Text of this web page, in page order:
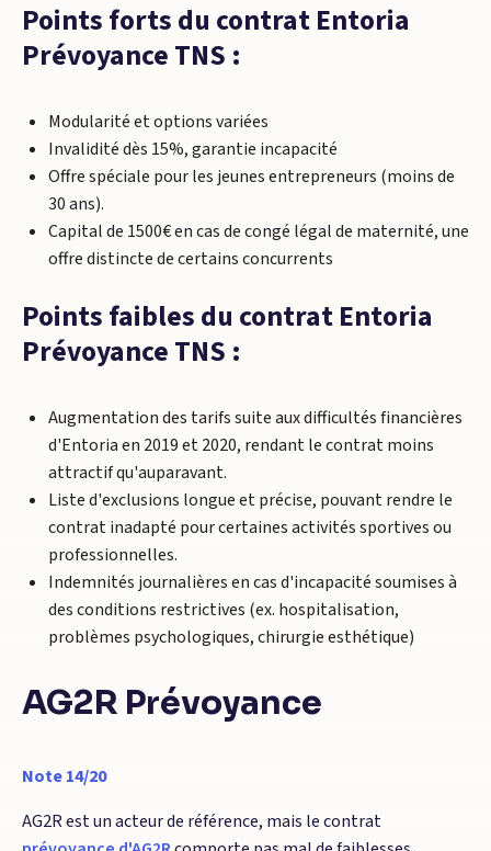
Points forts du contrat Entoria
Prévoyance TNS :
Modularité et options variées
Invalidité dès 15%, garantie incapacité
Offre spéciale pour les jeunes entrepreneurs (moins de
30 ans).
Capital de 1500€ en cas de congé légal de maternité, une
offre distincte de certains concurrents
Points faibles du contrat Entoria
Prévoyance TNS :
Augmentation des tarifs suite aux difficultés financières
d'Entoria en 2019 et 2020, rendant le contrat moins
attractif qu'auparavant.
Liste d'exclusions longue et précise, pouvant rendre le
contrat inadapté pour certaines activités sportives ou
professionnelles.
Indemnités journalières en cas d'incapacité soumises à
des conditions restrictives (ex. hospitalisation,
problèmes psychologiques, chirurgie esthétique)
AG2R Prévoyance
Note 14/20
AG2R est un acteur de référence, mais le contrat